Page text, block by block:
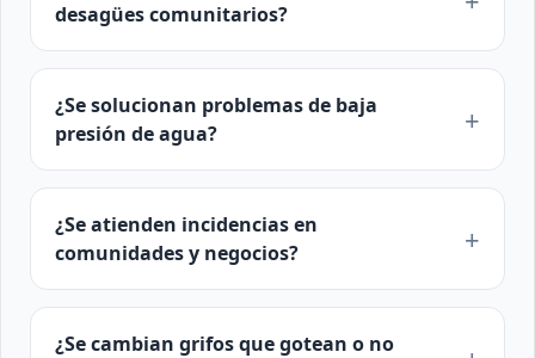
desagües comunitarios?
¿Se solucionan problemas de baja
presión de agua?
¿Se atienden incidencias en
comunidades y negocios?
¿Se cambian grifos que gotean o no